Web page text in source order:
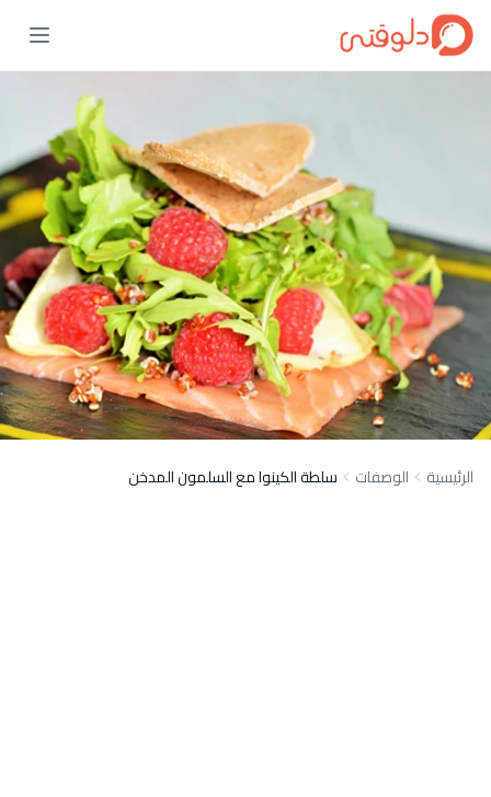
الرئيسية الوصفات سلطة الكينوا مع السلمون المدخن